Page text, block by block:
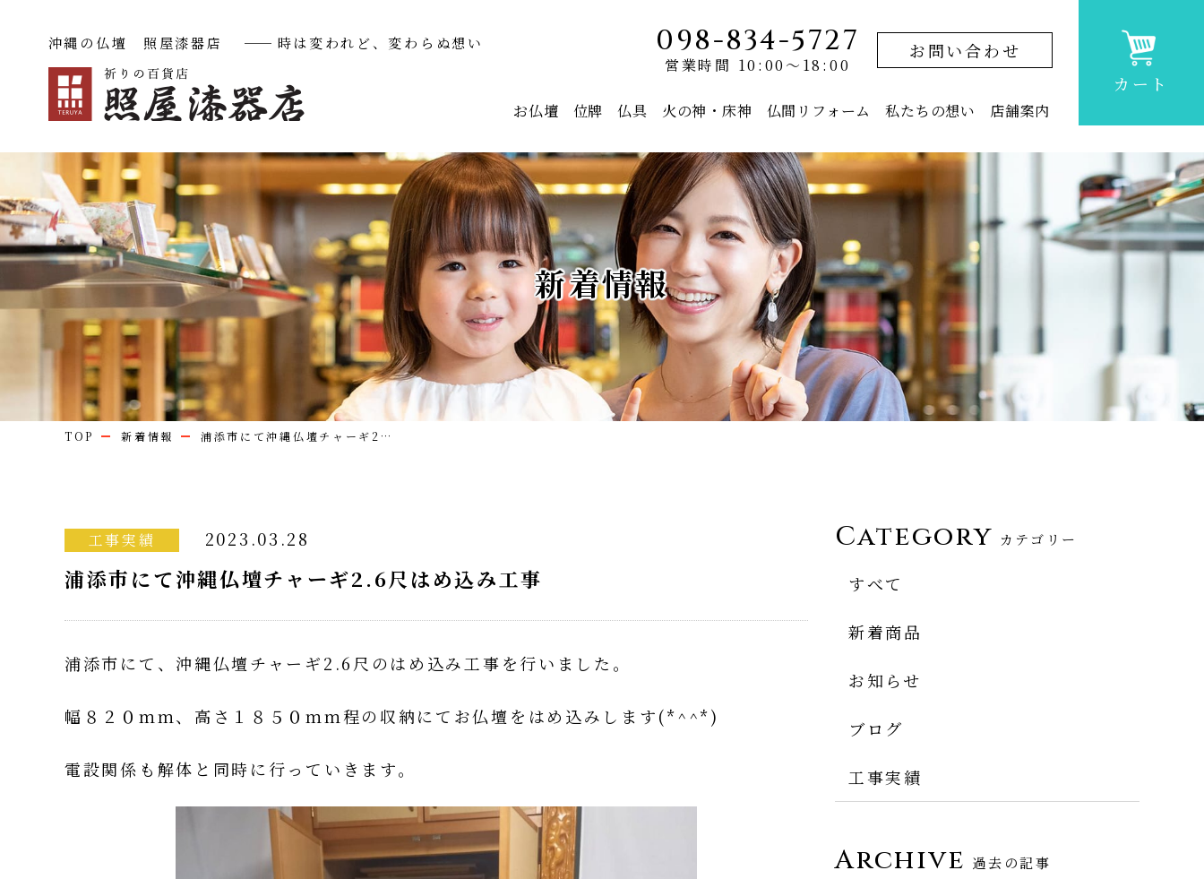
沖縄の仏壇 照屋漆器店 ──時は変われど、変わらぬ想い 098-834-5727
営業時間 10:00～18:00
お問い合わせ
カート
お仏壇
沖縄仏壇
華（ハナ）
極（キワミ）
モダン仏壇
京モダン olive
コーラル
唐木仏壇 上置仏壇
位牌 仏具 火の神・床神 仏間リフォーム 私たちの想い 店舗案内
新着情報
TOP 新着情報 浦添市にて沖縄仏壇チャーギ2…
工事実績 2023.03.28
浦添市にて沖縄仏壇チャーギ2.6尺はめ込み工事
浦添市にて、沖縄仏壇チャーギ2.6尺のはめ込み工事を行いました。
幅８２０ｍｍ、高さ１８５０ｍｍ程の収納にてお仏壇をはめ込みします(*^^*)
電設関係も解体と同時に行っていきます。
Category カテゴリー
すべて
新着商品
お知らせ
ブログ
工事実績
Archive 過去の記事